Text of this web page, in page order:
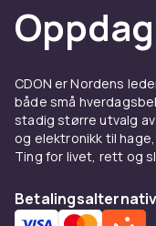
CDON er Nordens
både små
stadig større utvalg
og elektronikk til
Ting for livet, rett og
Betalingsalternativ